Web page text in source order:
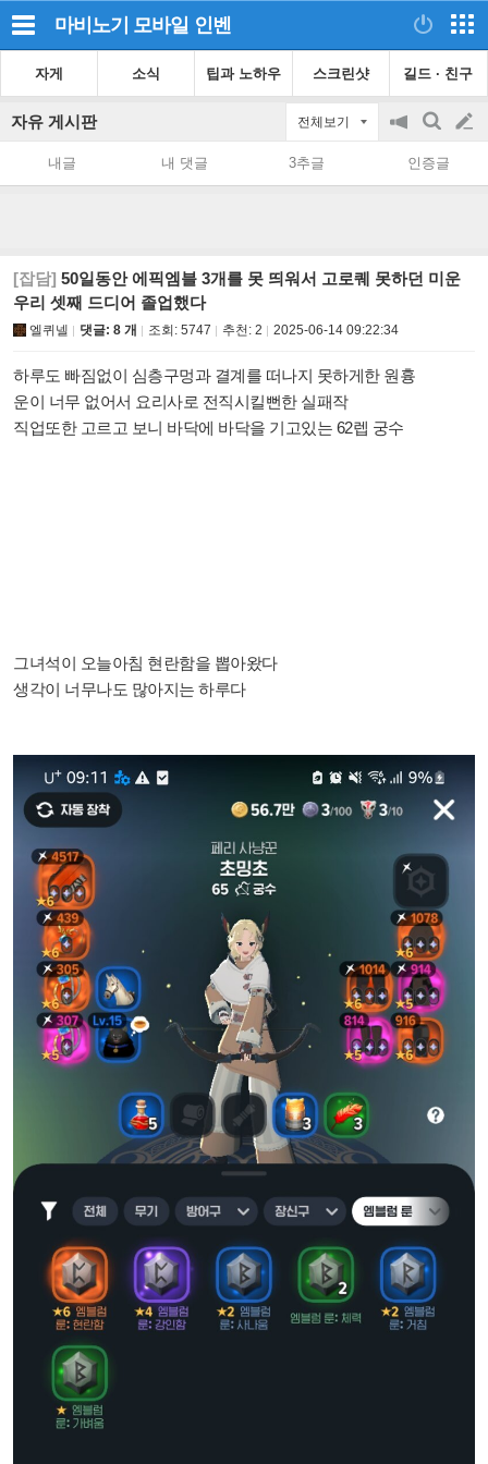
마비노기 모바일 인벤
자게 소식 팁과 노하우 스크린샷 길드 · 친구
자유 게시판 전체보기
공
on/off
검
색
글
쓰
내글 내 댓글 3추글 인증글
[잡담] 50일동안 에픽엠블 3개를 못 띄워서 고로퀘 못하던 미운
우리 셋째 드디어 졸업했다
엘퀴넬 댓글: 8 개 조회: 5747 추천: 2 2025-06-14 09:22:34
하루도 빠짐없이 심층구멍과 결계를 떠나지 못하게한 원흉
운이 너무 없어서 요리사로 전직시킬뻔한 실패작
직업또한 고르고 보니 바닥에 바닥을 기고있는 62렙 궁수
그녀석이 오늘아침 현란함을 뽑아왔다
생각이 너무나도 많아지는 하루다